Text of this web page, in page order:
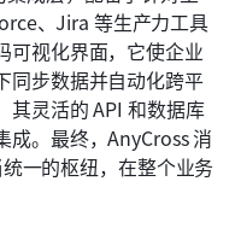
、Jira 等生产力工具
可视化界面，它使企业
同步数据并自动化跨平
其灵活的 API 和数据库
成。最终，AnyCross 消
一的枢纽，在整个业务